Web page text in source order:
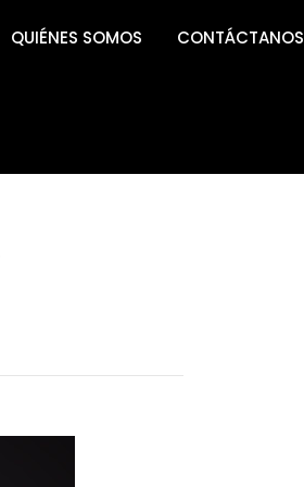
QUIÉNES SOMOS CONTÁCTANOS